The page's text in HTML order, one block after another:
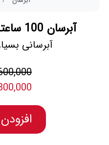
آبرسان 100 ساعته کلینیک 50 میل
آبرسانی
9,600,000
4,800,000